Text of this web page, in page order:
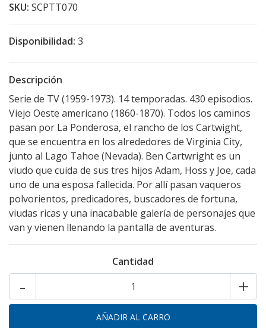
SKU: SCPTT070
Disponibilidad: 3
Descripción
Serie de TV (1959-1973). 14 temporadas. 430 episodios.
Viejo Oeste americano (1860-1870). Todos los caminos
pasan por La Ponderosa, el rancho de los Cartwight,
que se encuentra en los alrededores de Virginia City,
junto al Lago Tahoe (Nevada). Ben Cartwright es un
viudo que cuida de sus tres hijos Adam, Hoss y Joe, cada
uno de una esposa fallecida. Por allí pasan vaqueros
polvorientos, predicadores, buscadores de fortuna,
viudas ricas y una inacabable galería de personajes que
van y vienen llenando la pantalla de aventuras.
Cantidad
+
-